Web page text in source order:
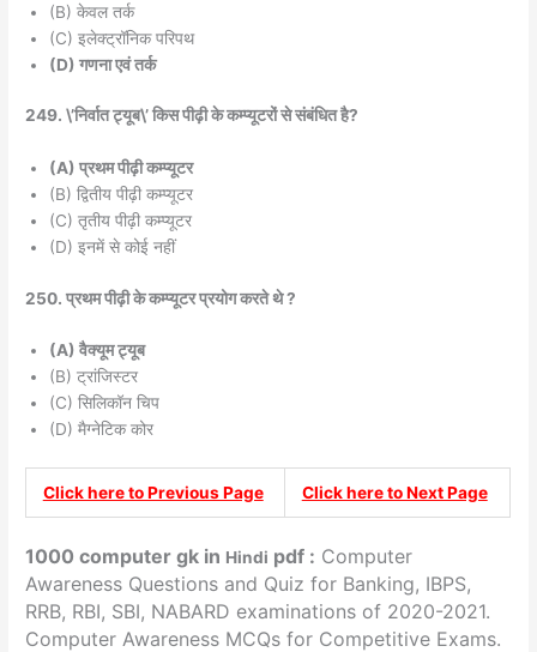
(B) केवल तर्क
(C) इलेक्ट्रॉनिक परिपथ
(D) गणना एवं तर्क
249. \’निर्वात ट्यूब\’ किस पीढ़ी के कम्प्यूटरों से संबंधित है?
(A) प्रथम पीढ़ी कम्प्यूटर
(B) द्वितीय पीढ़ी कम्प्यूटर
(C) तृतीय पीढ़ी कम्प्यूटर
(D) इनमें से कोई नहीं
250. प्रथम पीढ़ी के कम्प्यूटर प्रयोग करते थे ?
(A) वैक्यूम ट्यूब
(B) ट्रांजिस्टर
(C) सिलिकॉन चिप
(D) मैग्नेटिक कोर
Click here to Previous Page Click here to Next Page
1000 computer gk in Hindi pdf : Computer
Awareness Questions and Quiz for Banking, IBPS,
RRB, RBI, SBI, NABARD examinations of 2020-2021.
Computer Awareness MCQs for Competitive Exams.